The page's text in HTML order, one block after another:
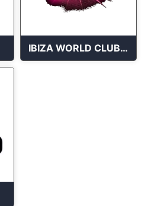
IBIZA WORLD CLUB TOUR CHANNEL